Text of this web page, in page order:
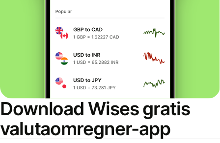
Download Wises gratis
valutaomregner-app